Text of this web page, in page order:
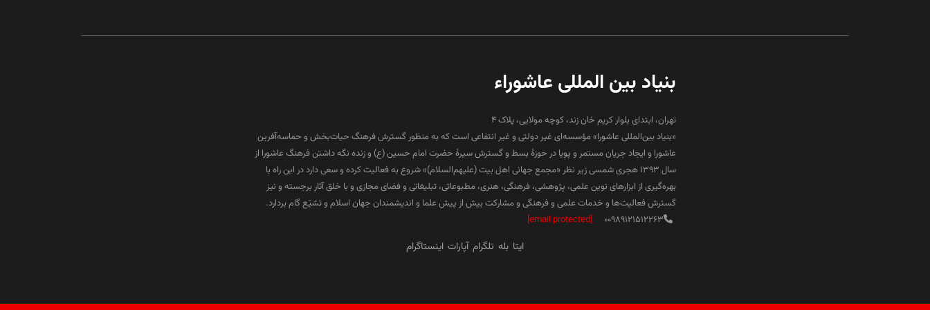
بنیاد بین المللی عاشوراء
تهران، ابتدای بلوار کریم خان زند، کوچه مولایی، پلاک 4
«بنیاد بین‌المللی عاشورا» مؤسسه‌ای غیر دولتی و غیر انتفاعی است که به منظور گسترش فرهنگ حیات‌بخش و حماسه‌آفرین
عاشورا و ایجاد جریان مستمر و پویا در حوزۀ بسط و گسترش سیرۀ حضرت امام حسین (ع) و زنده نگه داشتن فرهنگ عاشورا از
سال ۱۳۹۳ هجری شمسی زیر نظر «مجمع جهانی اهل بیت (علیهم‌السلام)» شروع به فعالیت کرده و سعی دارد در این راه با
بهره‌گیری از ابزارهای نوین علمی، پژوهشی، فرهنگی، هنری، مطبوعاتی، تبلیغاتی و فضای مجازی و با خلق آثار برجسته و نیز
گسترش فعالیت‌ها و خدمات علمی و فرهنگی و مشارکت بیش از پیش علما و اندیشمندان جهان اسلام و تشیّع گام بردارد.
00989121512263
[email protected]
ایتا بله تلگرام آپارات اینستاگرام